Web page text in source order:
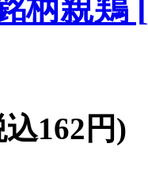
柄親鶏
162円)